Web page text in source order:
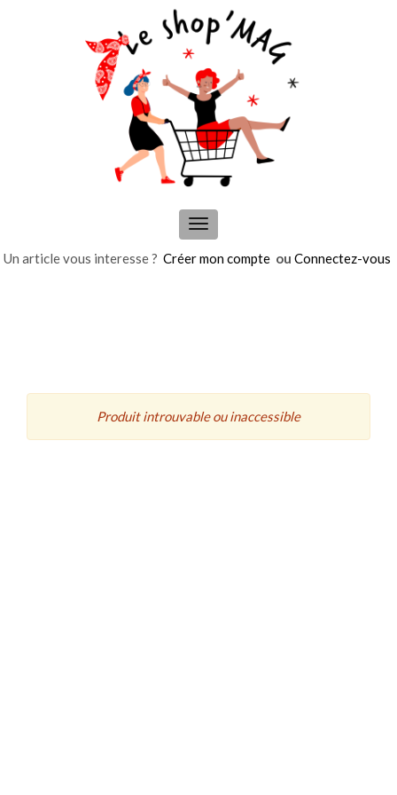
Menu
de
navigation
Un article vous interesse ? Créer mon compte ou Connectez-vous
Produit introuvable ou inaccessible
Panneau de gestion des cookies